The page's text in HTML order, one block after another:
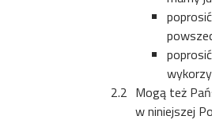
Mogą też
w niniejszej